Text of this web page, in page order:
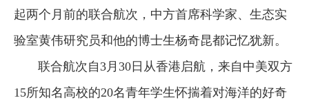
起两个月前的联合航次，中方首席科学家、生态实
验室黄伟研究员和他的博士生杨奇昆都记忆犹新。
联合航次自3月30日从香港启航，来自中美双方
15所知名高校的20名青年学生怀揣着对海洋的好奇